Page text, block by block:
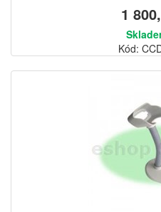
1
Kód: